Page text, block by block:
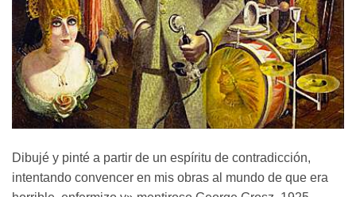
Dibujé y pinté a partir de un espíritu de contradicción,
intentando convencer en mis obras al mundo de que era